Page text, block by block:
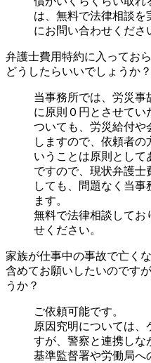
は、無料で法律相談を
にお問い合わせくださ
弁護士費用特約に入ってお
どうしたらいいでしょうか？
当事務所では、労災事
に原則０円とさせてい
ついても、労災給付や
しますので、依頼者の
いうことは原則として
ですので、現状弁護士
しても、問題なく当
ます。
無料で法律相談してお
せください。
家族が仕事中の事故で亡く
含めてお願いしたいのです
うか？
ご依頼可能です。
原因究明については、
すが、警察と連携しな
基準監督署や労働局へ